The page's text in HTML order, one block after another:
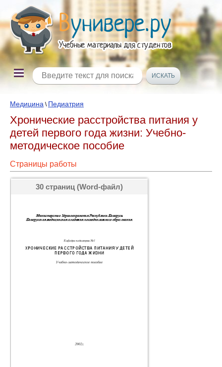
Медицина \ Педиатрия
Хронические расстройства питания у
детей первого года жизни: Учебно-
методическое пособие
Страницы работы
30 страниц (Word-файл)